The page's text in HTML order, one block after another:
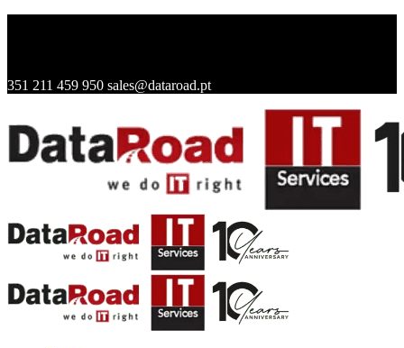
351 211 459 950 sales@dataroad.pt